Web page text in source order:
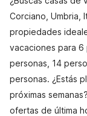
Corciano, Umbria,
propiedades
vacaciones para 6
personas, 14
personas. ¿Estás
próximas
ofertas de última